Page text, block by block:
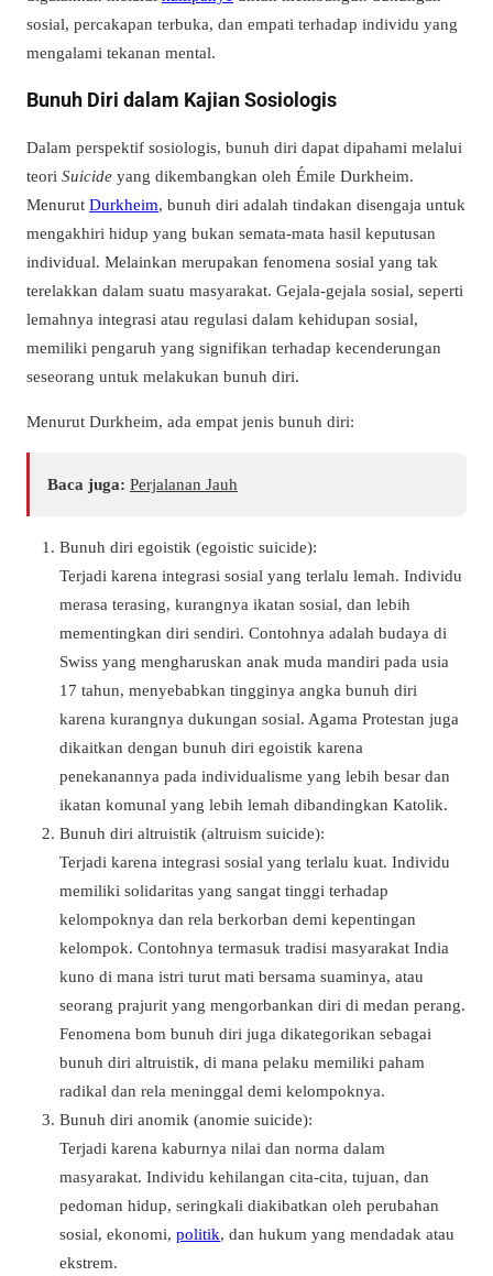
sosial, percakapan terbuka, dan empati terhadap individu yang
mengalami tekanan mental.
Bunuh Diri dalam Kajian Sosiologis
Dalam perspektif sosiologis, bunuh diri dapat dipahami melalui
teori Suicide yang dikembangkan oleh Émile Durkheim.
Menurut Durkheim, bunuh diri adalah tindakan disengaja untuk
mengakhiri hidup yang bukan semata-mata hasil keputusan
individual. Melainkan merupakan fenomena sosial yang tak
terelakkan dalam suatu masyarakat. Gejala-gejala sosial, seperti
lemahnya integrasi atau regulasi dalam kehidupan sosial,
memiliki pengaruh yang signifikan terhadap kecenderungan
seseorang untuk melakukan bunuh diri.
Menurut Durkheim, ada empat jenis bunuh diri:
Baca juga: Perjalanan Jauh
Bunuh diri egoistik (egoistic suicide):
Terjadi karena integrasi sosial yang terlalu lemah. Individu
merasa terasing, kurangnya ikatan sosial, dan lebih
mementingkan diri sendiri. Contohnya adalah budaya di
Swiss yang mengharuskan anak muda mandiri pada usia
17 tahun, menyebabkan tingginya angka bunuh diri
karena kurangnya dukungan sosial. Agama Protestan juga
dikaitkan dengan bunuh diri egoistik karena
penekanannya pada individualisme yang lebih besar dan
ikatan komunal yang lebih lemah dibandingkan Katolik.
Bunuh diri altruistik (altruism suicide):
Terjadi karena integrasi sosial yang terlalu kuat. Individu
memiliki solidaritas yang sangat tinggi terhadap
kelompoknya dan rela berkorban demi kepentingan
kelompok. Contohnya termasuk tradisi masyarakat India
kuno di mana istri turut mati bersama suaminya, atau
seorang prajurit yang mengorbankan diri di medan perang.
Fenomena bom bunuh diri juga dikategorikan sebagai
bunuh diri altruistik, di mana pelaku memiliki paham
radikal dan rela meninggal demi kelompoknya.
Bunuh diri anomik (anomie suicide):
Terjadi karena kaburnya nilai dan norma dalam
masyarakat. Individu kehilangan cita-cita, tujuan, dan
pedoman hidup, seringkali diakibatkan oleh perubahan
sosial, ekonomi, politik, dan hukum yang mendadak atau
ekstrem.